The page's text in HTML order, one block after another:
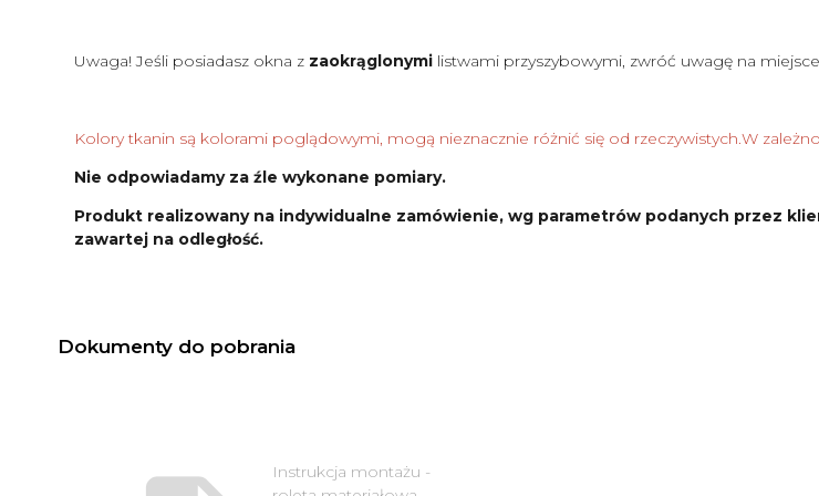
Uwaga! Jeśli posiadasz okna z zaokrąglonymi listwami przyszybowymi, zwróć uwagę na
Kolory tkanin są kolorami poglądowymi, mogą nieznacznie różnić się od rzeczywistych.W
Nie odpowiadamy za źle wykonane pomiary.
Produkt realizowany na indywidualne zamówienie, wg parametrów podanych przez
zawartej na odległość.
Dokumenty do pobrania
Instrukcja montażu -